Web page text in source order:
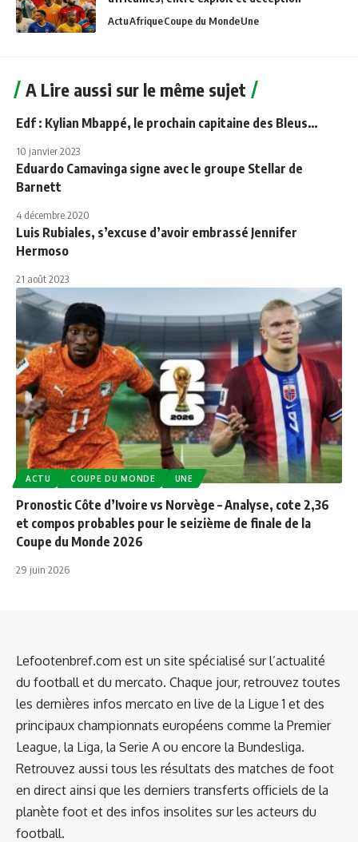
ActuAfriqueCoupe du MondeUne
A Lire aussi sur le même sujet
Edf : Kylian Mbappé, le prochain capitaine des Bleus…
10 janvier 2023
Eduardo Camavinga signe avec le groupe Stellar de
Barnett
4 décembre 2020
Luis Rubiales, s’excuse d’avoir embrassé Jennifer
Hermoso
21 août 2023
ACTU COUPE DU MONDE UNE
Pronostic Côte d’Ivoire vs Norvège – Analyse, cote 2,36
et compos probables pour le seizième de finale de la
Coupe du Monde 2026
29 juin 2026
Lefootenbref.com est un site spécialisé sur l’actualité
du football et du mercato. Chaque jour, retrouvez toutes
les dernières infos mercato en live de la Ligue 1 et des
principaux championnats européens comme la Premier
League, la Liga, la Serie A ou encore la Bundesliga.
Retrouvez aussi tous les résultats des matches de foot
en direct ainsi que les derniers transferts officiels de la
planète foot et des infos insolites sur les acteurs du
football.